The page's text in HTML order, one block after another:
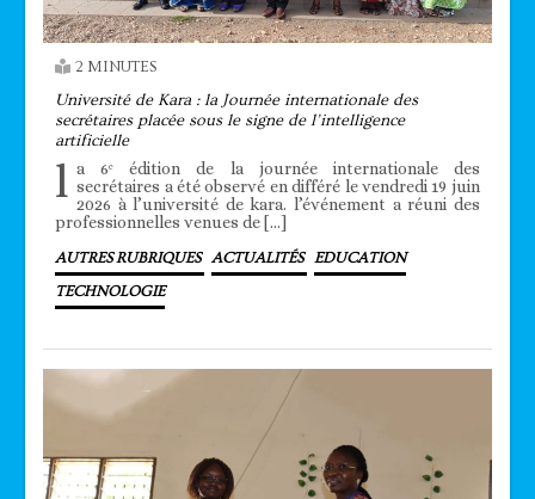
2 MINUTES
Université de Kara : la Journée internationale des
secrétaires placée sous le signe de l’intelligence
artificielle
l a 6ᵉ édition de la journée internationale des
secrétaires a été observé en différé le vendredi 19 juin
2026 à l’université de kara. l’événement a réuni des
professionnelles venues de […]
AUTRES RUBRIQUES ACTUALITÉS EDUCATION
TECHNOLOGIE